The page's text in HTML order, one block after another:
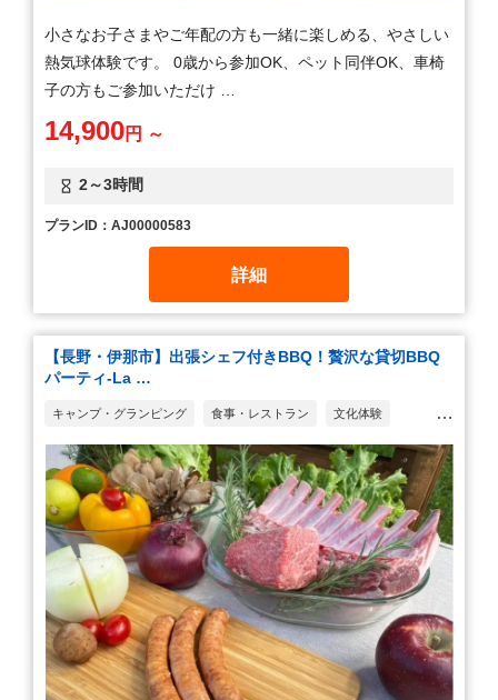
小さなお子さまやご年配の方も一緒に楽しめる、やさしい
熱気球体験です。 0歳から参加OK、ペット同伴OK、車椅
子の方もご参加いただけ …
2～3時間
14,900円 ～
プランID：AJ00000583
詳細
【長野・伊那市】出張シェフ付きBBQ！贅沢な貸切BBQ
パーティ-La …
キャンプ・グランピング 食事・レストラン 文化体験
料理教室・食べ物作り